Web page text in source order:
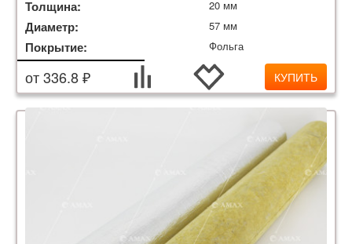
Толщина: 20 мм
Диаметр: 57 мм
Покрытие: Фольга
от 336.8 ₽ КУПИТЬ